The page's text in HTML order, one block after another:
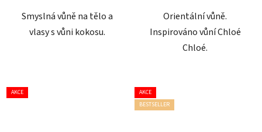
Smyslná vůně na tělo a
vlasy s vůni kokosu.
Orientální vůně.
Inspirováno vůní Chloé
Chloé.
AKCE
AKCE
BESTSELLER